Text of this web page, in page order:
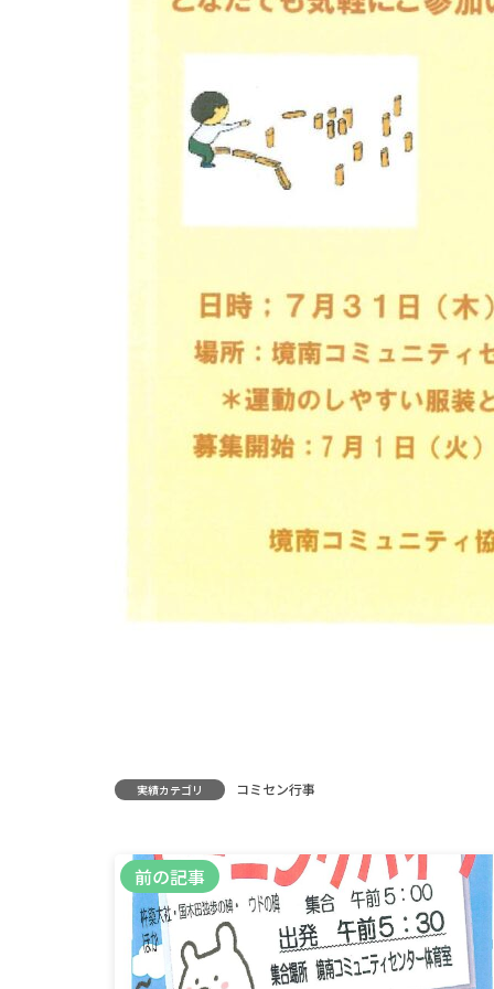
実績カテゴリ コミセン行事
前の記事